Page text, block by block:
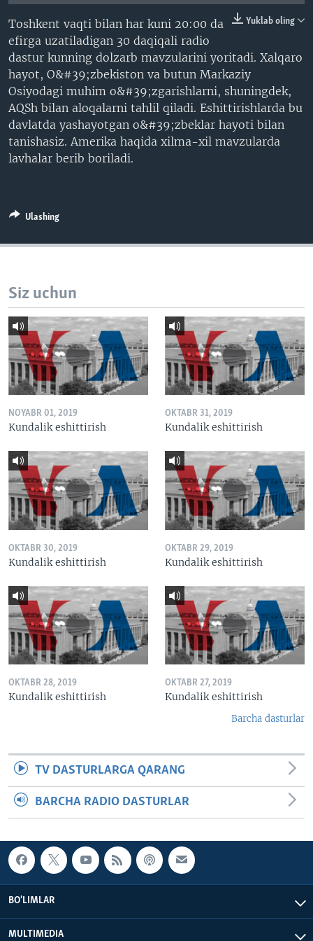
XABARLAR SURATLARDA
TELEGRAM
TWITTER
SOUNDCLOUD
VOA
Yuklab oling
Toshkent vaqti bilan har kuni 20:00 da
efirga uzatiladigan 30 daqiqali radio
dastur kunning dolzarb mavzularini yoritadi. Xalqaro
hayot, O&#39;zbekiston va butun Markaziy
Osiyodagi muhim o&#39;zgarishlarni, shuningdek,
AQSh bilan aloqalarni tahlil qiladi. Eshittirishlarda bu
davlatda yashayotgan o&#39;zbeklar hayoti bilan
tanishasiz. Amerika haqida xilma-xil mavzularda
lavhalar berib boriladi.
Ulashing
Siz uchun
NOYABR 01, 2019
Kundalik eshittirish
OKTABR 31, 2019
Kundalik eshittirish
OKTABR 30, 2019
Kundalik eshittirish
OKTABR 29, 2019
Kundalik eshittirish
OKTABR 28, 2019
Kundalik eshittirish
OKTABR 27, 2019
Kundalik eshittirish
Barcha dasturlar
TV DASTURLARGA QARANG
BARCHA RADIO DASTURLAR
BO'LIMLAR
MULTIMEDIA